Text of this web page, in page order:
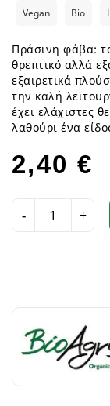
Vegan Bio
Πράσινη φάβα:
θρεπτικό αλλά
εξαιρετικά
την καλή
έχει ελάχιστες
λαθούρι ένα
2,40 €